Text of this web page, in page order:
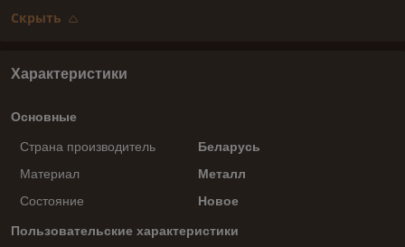
Скрыть
Характеристики
Основные
Страна производитель
Беларусь
Материал
Металл
Состояние
Новое
Пользовательские характеристики